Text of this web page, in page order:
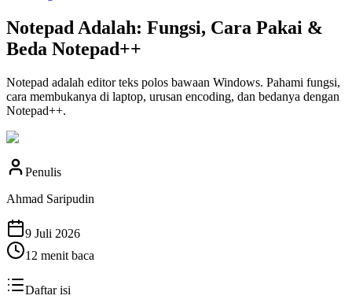
Notepad Adalah: Fungsi, Cara Pakai &
Beda Notepad++
Notepad adalah editor teks polos bawaan Windows. Pahami fungsi,
cara membukanya di laptop, urusan encoding, dan bedanya dengan
Notepad++.
Penulis
Ahmad Saripudin
9 Juli 2026
12 menit baca
Daftar isi